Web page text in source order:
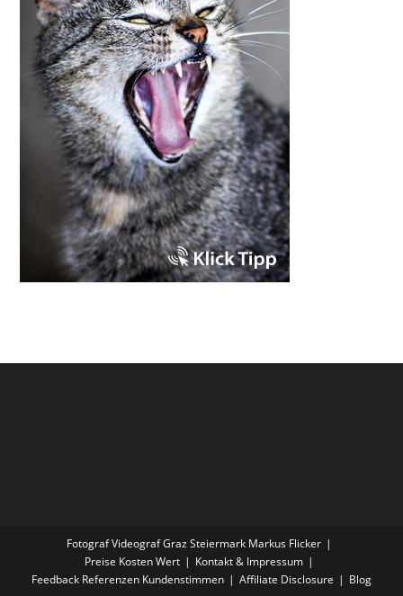
Fotograf Videograf Graz Steiermark Markus Flicker
Preise Kosten Wert
Kontakt & Impressum
Feedback Referenzen Kundenstimmen
Affiliate Disclosure Blog